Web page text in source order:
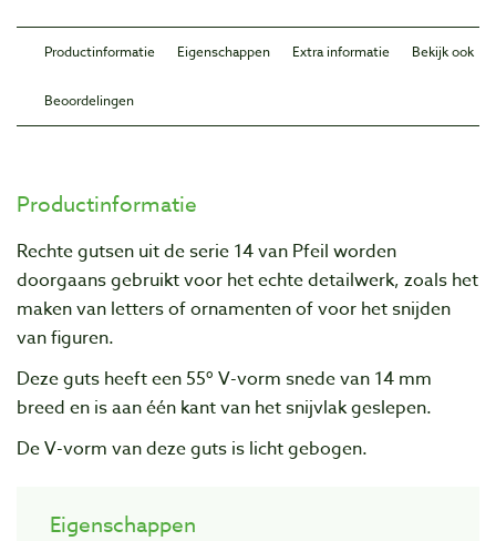
Productinformatie Eigenschappen Extra informatie Bekijk ook
Beoordelingen
Productinformatie
Rechte gutsen uit de serie 14 van Pfeil worden
doorgaans gebruikt voor het echte detailwerk, zoals het
maken van letters of ornamenten of voor het snijden
van figuren.
Deze guts heeft een 55º V-vorm snede van 14 mm
breed en is aan één kant van het snijvlak geslepen.
De V-vorm van deze guts is licht gebogen.
Eigenschappen